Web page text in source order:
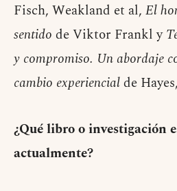
Fisch, Weakland et al, El
sentido de Viktor Frankl y
y compromiso. Un abordaje
cambio experiencialde
¿Qué libro o investigación
actualmente?